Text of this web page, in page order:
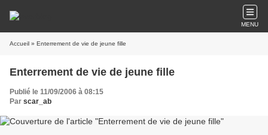
MENU
Accueil » Enterrement de vie de jeune fille
Enterrement de vie de jeune fille
Publié le 11/09/2006 à 08:15
Par scar_ab